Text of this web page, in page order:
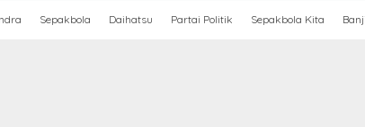
Sepakbola Daihatsu Partai Politik Sepakbola Kita